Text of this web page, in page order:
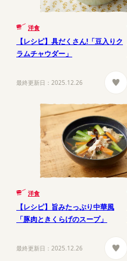
洋食
【レシピ】具だくさん!「豆入りク
ラムチャウダー」
最終更新日： 2025.12.26
洋食
【レシピ】旨みたっぷり中華風
「豚肉ときくらげのスープ」
最終更新日： 2025.12.26